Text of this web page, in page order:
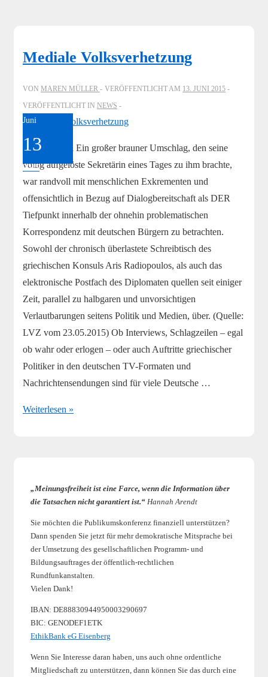
Mediale Volksverhetzung
VON MAREN MÜLLER VERÖFFENTLICHT AM 13. JUNI 2015
VERÖFFENTLICHT IN NEWS
Juni
13
2015
Griechenland Ein großer brauner Umschlag, den seine
völlig aufgelöste Sekretärin eines Tages zu ihm brachte,
war randvoll mit menschlichen Exkrementen und
offensichtlich in Bezug auf Dialogbereitschaft als DER
Tiefpunkt innerhalb der ohnehin problematischen
Korrespondenz mit deutschen Bürgern zu betrachten.
Sowohl der chronisch überlastete Schreibtisch des
griechischen Konsuls Aris Radiopoulos, als auch das
elektronische Postfach des Diplomaten quellen seit einiger
Zeit, parallel zu halbgaren und unvorsichtigen
Verlautbarungen seitens Politik und Medien, über. (Quelle:
LVZ vom 23.05.2015) Ob Interviews, Schlagzeilen – egal
ob wahr oder erlogen – oder auch Auftritte griechischer
Politiker in den deutschen TV-Formaten und
Nachrichtensendungen sind für viele Deutsche …
Mediale
Weiterlesen »
„Meinungsfreiheit ist eine Farce, wenn die Information über
die Tatsachen nicht garantiert ist.“ Hannah Arendt
Sie möchten die Publikumskonferenz finanziell unterstützen?
Dann spenden Sie jetzt für mehr demokratische Mitsprache bei
der Umsetzung des gesellschaftlichen Programm- und
Bildungsauftrages der öffentlich-rechtlichen
Rundfunkanstalten.
Vielen Dank!
IBAN: DE88830944950003290697
BIC: GENODEF1ETK
EthikBank eG Eisenberg
Wenn Sie Interesse daran haben, uns auch ohne ordentliche
Mitgliedschaft zu unterstützen, dann können Sie das durch eine